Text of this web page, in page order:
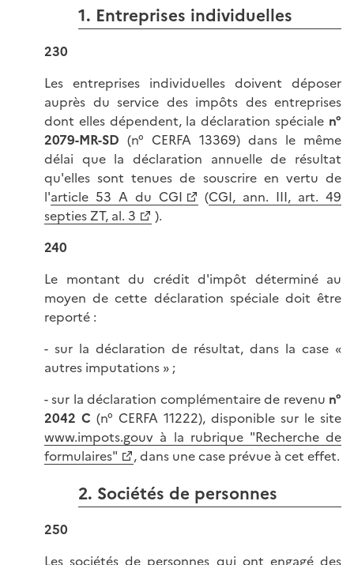
1. Entreprises individuelles
230
Les entreprises individuelles doivent déposer
auprès du service des impôts des entreprises
dont elles dépendent, la déclaration spéciale n°
2079-MR-SD (n° CERFA 13369) dans le même
délai que la déclaration annuelle de résultat
qu'elles sont tenues de souscrire en vertu de
l'article 53 A du CGI (CGI, ann. III, art. 49
septies ZT, al. 3
).
240
Le montant du crédit d'impôt déterminé au
moyen de cette déclaration spéciale doit être
reporté :
- sur la déclaration de résultat, dans la case «
autres imputations » ;
- sur la déclaration complémentaire de revenu n°
2042 C (n° CERFA 11222), disponible sur le site
www.impots.gouv à la rubrique "Recherche de
formulaires"
, dans une case prévue à cet effet.
2. Sociétés de personnes
250